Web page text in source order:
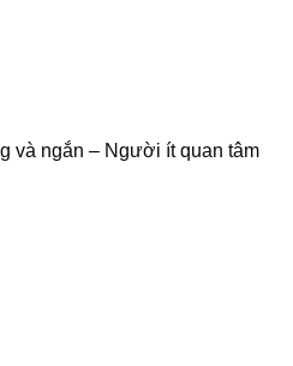
và ngắn – Người ít quan tâm